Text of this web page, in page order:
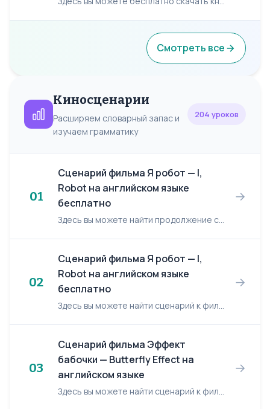
Смотреть все
Киносценарии
Расширяем словарный запас и
изучаем грамматику
204 уроков
01
Сценарий фильма Я робот — I,
Robot на английском языке
бесплатно
Здесь вы можете найти продолжение сценария к фильму: Я робот/ I, Robot. Я робот/ I, Robot 50. 56 INT./EXT. SPOONER'S CAR - DAY 56 Spooner driving. A small TELEVISION above ...
→
02
Сценарий фильма Я робот — I,
Robot на английском языке
бесплатно
Здесь вы можете найти сценарий к фильму: Я робот/ I, Robot. Я робот/ I, Robot FADE IN: 1 On a DEEP...DEEP...DARKNESS. 1 A FLICKER. Of LIGHT. Off to the side. Just barely. N...
→
03
Сценарий фильма Эффект
бабочки — Butterfly Effect на
английском языке
Здесь вы можете найти сценарий к фильму: Эффект бабочки/ Butterfly effect. Эффект бабочки/ Butterfly effect INT. SUNNYVALE - DOCTOR'S OFFICE - NIGHT - 2002 EVAN, 20, good-looking ...
→